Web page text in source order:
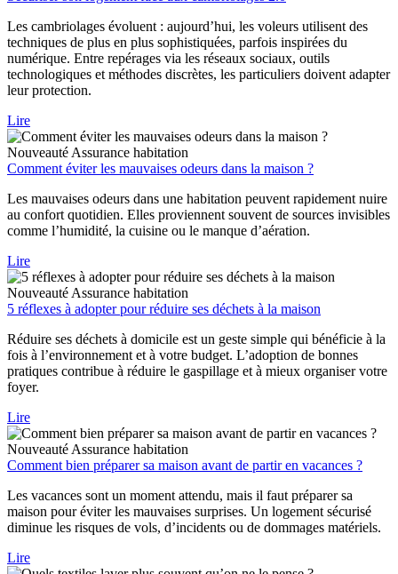
Les cambriolages évoluent : aujourd’hui, les voleurs utilisent des
techniques de plus en plus sophistiquées, parfois inspirées du
numérique. Entre repérages via les réseaux sociaux, outils
technologiques et méthodes discrètes, les particuliers doivent adapter
leur protection.
Lire
Nouveauté Assurance habitation
Comment éviter les mauvaises odeurs dans la maison ?
Les mauvaises odeurs dans une habitation peuvent rapidement nuire
au confort quotidien. Elles proviennent souvent de sources invisibles
comme l’humidité, la cuisine ou le manque d’aération.
Lire
Nouveauté Assurance habitation
5 réflexes à adopter pour réduire ses déchets à la maison
Réduire ses déchets à domicile est un geste simple qui bénéficie à la
fois à l’environnement et à votre budget. L’adoption de bonnes
pratiques contribue à réduire le gaspillage et à mieux organiser votre
foyer.
Lire
Nouveauté Assurance habitation
Comment bien préparer sa maison avant de partir en vacances ?
Les vacances sont un moment attendu, mais il faut préparer sa
maison pour éviter les mauvaises surprises. Un logement sécurisé
diminue les risques de vols, d’incidents ou de dommages matériels.
Lire